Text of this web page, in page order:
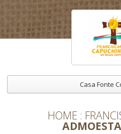
Casa Fonte
HOME